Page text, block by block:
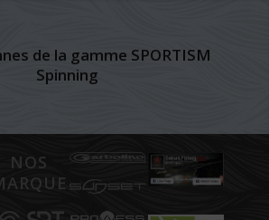
de la gamme SPORTISM
Spinning
NOS